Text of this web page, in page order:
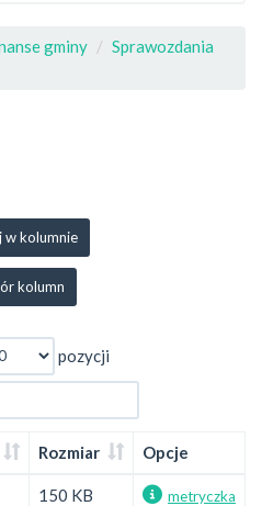
gminy
Sprawozdania
w kolumnie
kolumn
pozycji
Rozmiar Opcje
150 KB metryczka